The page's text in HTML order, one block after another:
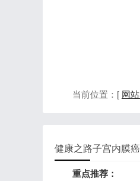
当前位置：[ 网
健康之路子宫内膜
重点推荐：